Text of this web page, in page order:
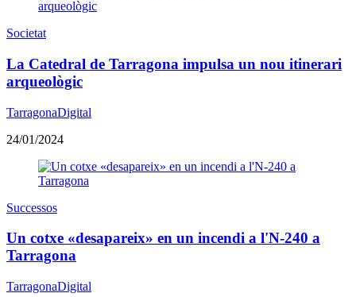
Societat
La Catedral de Tarragona impulsa un nou itinerari
arqueològic
TarragonaDigital
24/01/2024
Successos
Un cotxe «desapareix» en un incendi a l'N-240 a
Tarragona
TarragonaDigital